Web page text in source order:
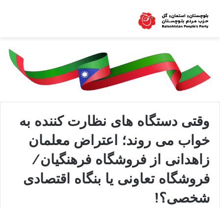
وقتی دستگاه های نظارت کننده به
خواب می روند؛ اعتراض معلمان
زاهدانی از فروشگاه فرهنگیان/
فروشگاه تعاونی یا بنگاه اقتصادی
شخصی؟!